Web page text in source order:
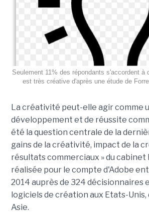
Seulement 11% des répondants s'accordent à
est très créative d'après une étude de
La créativité peut-elle agir comme
développement et de réussite
été la question centrale de la
gains de la créativité, impact de la
résultats commerciaux » du
réalisée pour le compte d'Adobe
2014 auprès de 324 décisionnaires
logiciels de création aux Etats-
Asie.